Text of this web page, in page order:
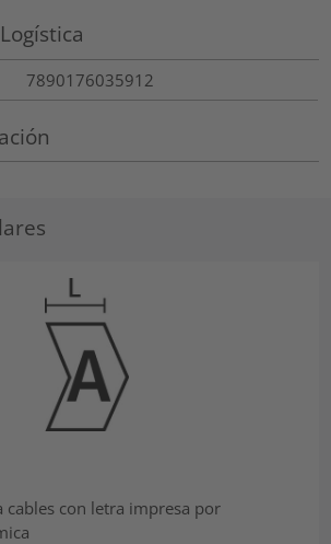
7890176035912
cables con letra impresa por